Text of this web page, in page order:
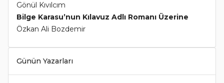
Gönül Kıvılcım
Bilge Karasu’nun Kılavuz Adlı Romanı Üzerine
Özkan Ali Bozdemir
Günün Yazarları